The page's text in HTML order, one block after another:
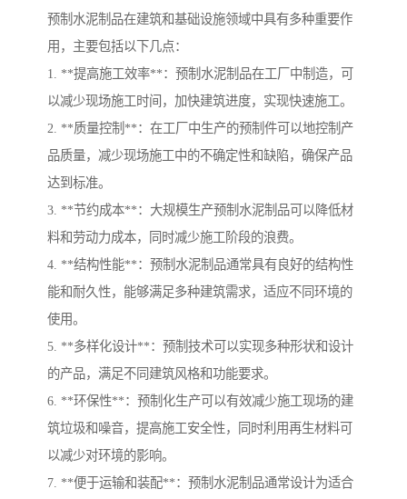
预制水泥制品在建筑和基础设施领域中具有多种重要作
用，主要包括以下几点：
1. **提高施工效率**：预制水泥制品在工厂中制造，可
以减少现场施工时间，加快建筑进度，实现快速施工。
2. **质量控制**：在工厂中生产的预制件可以地控制产
品质量，减少现场施工中的不确定性和缺陷，确保产品
达到标准。
3. **节约成本**：大规模生产预制水泥制品可以降低材
料和劳动力成本，同时减少施工阶段的浪费。
4. **结构性能**：预制水泥制品通常具有良好的结构性
能和耐久性，能够满足多种建筑需求，适应不同环境的
使用。
5. **多样化设计**：预制技术可以实现多种形状和设计
的产品，满足不同建筑风格和功能要求。
6. **环保性**：预制化生产可以有效减少施工现场的建
筑垃圾和噪音，提高施工安全性，同时利用再生材料可
以减少对环境的影响。
7. **便于运输和装配**：预制水泥制品通常设计为适合